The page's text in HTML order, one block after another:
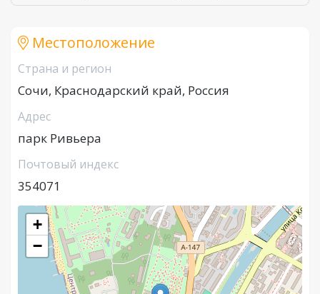
Местоположение
Страна и регион
Сочи, Краснодарский край, Россия
Адрес
парк Ривьера
Почтовый индекс
354071
+
−